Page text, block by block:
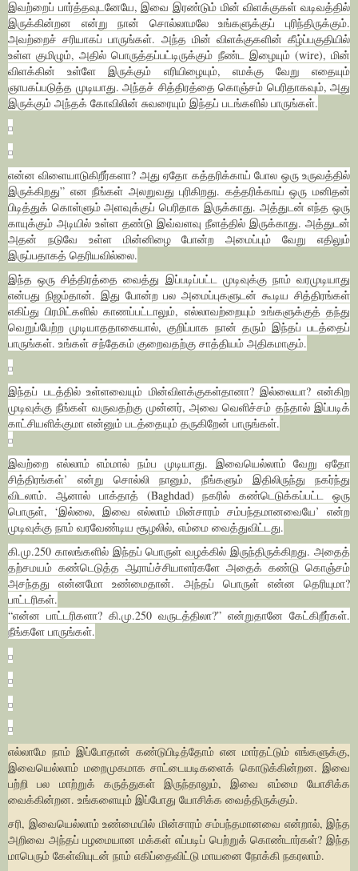
இவற்றைப் பார்த்தவுடனேயே, இவை இரண்டும் மின் விளக்குகள் வடிவத்தில்
இருக்கின்றன என்று நான் சொல்லாமலே உங்களுக்குப் புரிந்திருக்கும்.
அவற்றைச் சரியாகப் பாருங்கள். அந்த மின் விளக்குகளின் கீழ்ப்பகுதியில்
உள்ள குமிழும், அதில் பொருத்தப்பட்டிருக்கும் நீண்ட இழையும் (wire), மின்
விளக்கின் உள்ளே இருக்கும் எரியிழையும், எமக்கு வேறு எதையும்
ஞாபகப்படுத்த முடியாது. அந்தச் சித்திரத்தை கொஞ்சம் பெரிதாகவும், அது
இருக்கும் அந்தக் கோவிலின் சுவரையும் இந்தப் படங்களில் பாருங்கள்.
என்ன விளையாடுகிறீர்களா? அது ஏதோ கத்தரிக்காய் போல ஒரு உருவத்தில்
இருக்கிறது” என நீங்கள் அலறுவது புரிகிறது. கத்தரிக்காய் ஒரு மனிதன்
பிடித்துக் கொள்ளும் அளவுக்குப் பெரிதாக இருக்காது. அத்துடன் எந்த ஒரு
காயுக்கும் அடியில் உள்ள தண்டு இவ்வளவு நீளத்தில் இருக்காது. அத்துடன்
அதன் நடுவே உள்ள மின்னிழை போன்ற அமைப்பும் வேறு எதிலும்
இருப்பதாகத் தெரியவில்லை.
இந்த ஒரு சித்திரத்தை வைத்து இப்படிப்பட்ட முடிவுக்கு நாம் வரமுடியாது
என்பது நிஜம்தான். இது போன்ற பல அமைப்புகளுடன் கூடிய சித்திரங்கள்
எகிப்து பிரமிட்களில் காணப்பட்டாலும், எல்லாவற்றையும் உங்களுக்குத் தந்து
வெறுப்பேற்ற முடியாததாகையால், குறிப்பாக நான் தரும் இந்தப் படத்தைப்
பாருங்கள். உங்கள் சந்தேகம் குறைவதற்கு சாத்தியம் அதிகமாகும்.
இந்தப் படத்தில் உள்ளவையும் மின்விளக்குகள்தானா? இல்லையா? என்கிற
முடிவுக்கு நீங்கள் வருவதற்கு முன்னர், அவை வெளிச்சம் தந்தால் இப்படிக்
காட்சியளிக்குமா என்னும் படத்தையும் தருகிறேன் பாருங்கள்.
இவற்றை எல்லாம் எம்மால் நம்ப முடியாது. இவையெல்லாம் வேறு ஏதோ
சித்திரங்கள்’ என்று சொல்லி நானும், நீங்களும் இதிலிருந்து நகர்ந்து
விடலாம். ஆனால் பாக்தாத் (Baghdad) நகரில் கண்டெடுக்கப்பட்ட ஒரு
பொருள், ‘இல்லை, இவை எல்லாம் மின்சாரம் சம்பந்தமானவையே’ என்ற
முடிவுக்கு நாம் வரவேண்டிய சூழலில், எம்மை வைத்துவிட்டது.
கி.மு.250 காலங்களில் இந்தப் பொருள் வழக்கில் இருந்திருக்கிறது. அதைத்
தற்சமயம் கண்டெடுத்த ஆராய்ச்சியாளர்களே அதைக் கண்டு கொஞ்சம்
அசந்தது என்னமோ உண்மைதான். அந்தப் பொருள் என்ன தெரியுமா?
பாட்டரிகள்.
“என்ன பாட்டரிகளா? கி.மு.250 வருடத்திலா?” என்றுதானே கேட்கிறீர்கள்.
நீங்களே பாருங்கள்.
எல்லாமே நாம் இப்போதான் கண்டுபிடித்தோம் என மார்தட்டும் எங்களுக்கு,
இவையெல்லாம் மறைமுகமாக சாட்டையடிகளைக் கொடுக்கின்றன. இவை
பற்றி பல மாற்றுக் கருத்துகள் இருந்தாலும், இவை எம்மை யோசிக்க
வைக்கின்றன. உங்களையும் இப்போது யோசிக்க வைத்திருக்கும்.
சரி, இவையெல்லாம் உண்மையில் மின்சாரம் சம்பந்தமானவை என்றால், இந்த
அறிவை அந்தப் பழமையான மக்கள் எப்படிப் பெற்றுக் கொண்டார்கள்? இந்த
மாபெரும் கேள்வியுடன் நாம் எகிப்தைவிட்டு மாயனை நோக்கி நகரலாம்.